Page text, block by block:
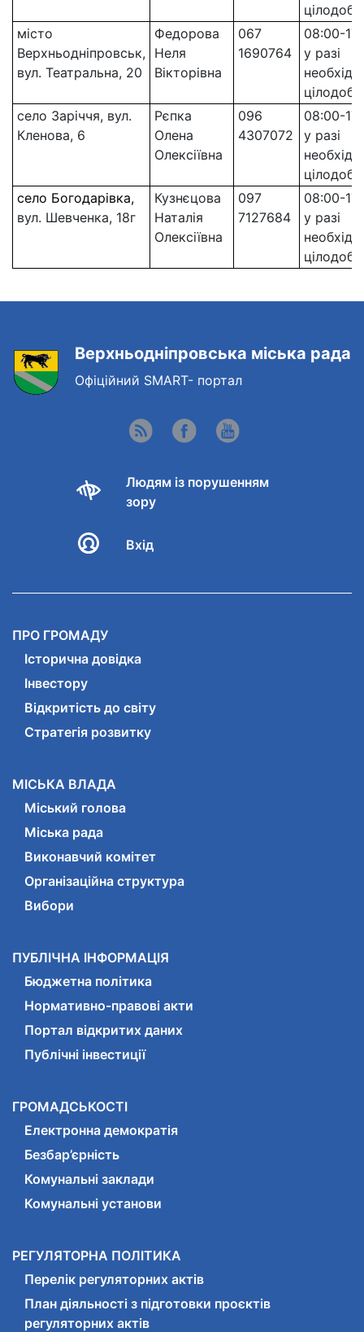
місто
Верхньодніпровськ,
вул. Театральна, 20
Федорова
Неля
Вікторівна
067
1690764
08:00-
у разі
село Заріччя, вул.
Кленова, 6
Рєпка
Олена
Олексіївна
096
4307072
08:00-
у разі
село Богодарівка,
вул. Шевченка, 18г
Кузнєцова
Наталія
Олексіївна
097
7127684
08:00-
у разі
Верхньодніпровська міська рада
Офіційний SMART- портал
Людям із порушенням
зору
Вхід
ПРО ГРОМАДУ
Історична довідка
Інвестору
Відкритість до світу
Стратегія розвитку
МІСЬКА ВЛАДА
Міський голова
Міська рада
Виконавчий комітет
Організаційна структура
Вибори
ПУБЛІЧНА ІНФОРМАЦІЯ
Бюджетна політика
Нормативно-правові акти
Портал відкритих даних
Публічні інвестиції
ГРОМАДСЬКОСТІ
Електронна демократія
Безбар’єрність
Комунальні заклади
Комунальні установи
РЕГУЛЯТОРНА ПОЛІТИКА
Перелік регуляторних актів
План діяльності з підготовки проєктів
регуляторних актів